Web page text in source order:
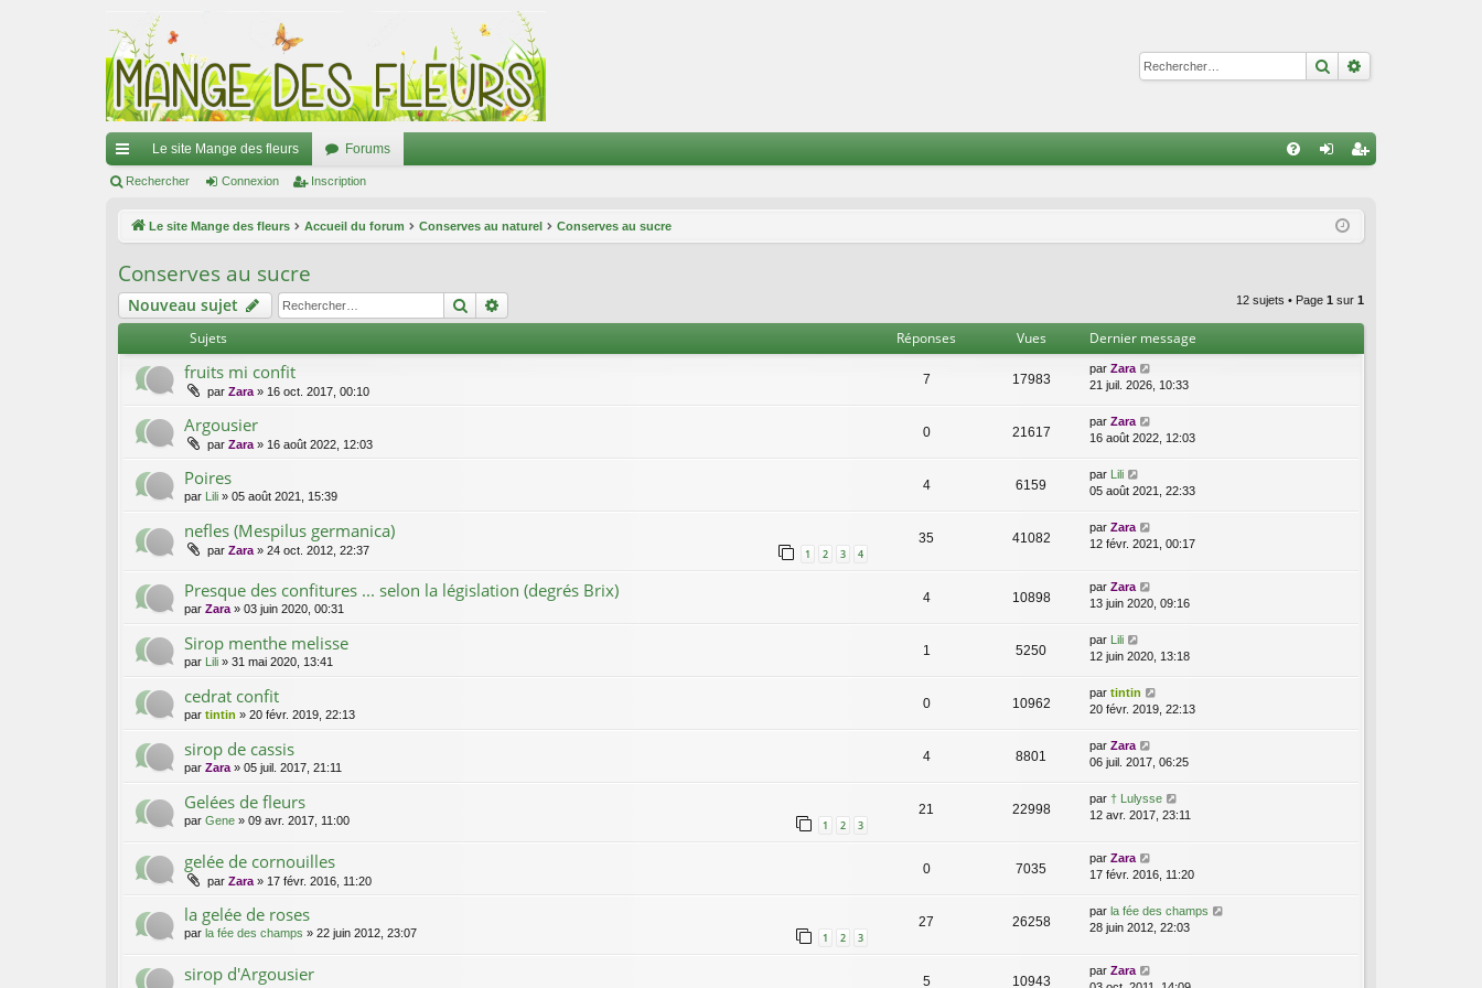
Rechercher
ac
ci
s
Le site Mange des fleurs Forums
cri
Rechercher Connexion Inscription
Le site Mange des fleurs Accueil du forum Conserves au naturel Conserves au sucre
Conserves au sucre
Nouveau sujet Rechercher 12 sujets • Page 1 sur 1
Sujets Réponses Vues Dernier message
fruits mi confit
par Zara » 16 oct. 2017, 00:10
7 17983
par Zara
21 juil. 2026, 10:33
Argousier
par Zara » 16 août 2022, 12:03
0 21617
par Zara
16 août 2022, 12:03
Poires
par Lili » 05 août 2021, 15:39
4 6159
par Lili
05 août 2021, 22:33
nefles (Mespilus germanica)
par Zara » 24 oct. 2012, 22:37 1 2 3 4
35 41082
par Zara
12 févr. 2021, 00:17
Presque des confitures ... selon la législation (degrés Brix)
par Zara » 03 juin 2020, 00:31
4 10898
par Zara
13 juin 2020, 09:16
Sirop menthe melisse
par Lili » 31 mai 2020, 13:41
1 5250
par
Lili
12 juin 2020, 13:18
cedrat confit
par tintin » 20 févr. 2019, 22:13
0 10962
par tintin
20 févr. 2019, 22:13
sirop de cassis
par Zara » 05 juil. 2017, 21:11
4 8801
par Zara
06 juil. 2017, 06:25
Gelées de fleurs
par Gene » 09 avr. 2017, 11:00 1 2 3
21 22998
par † Lulysse
12 avr. 2017, 23:11
gelée de cornouilles
par Zara » 17 févr. 2016, 11:20
0 7035
par Zara
17 févr. 2016, 11:20
la gelée de roses
par la fée des champs » 22 juin 2012, 23:07 1 2 3
27 26258
par la fée des champs
28 juin 2012, 22:03
sirop d'Argousier 5 10943
par Zara